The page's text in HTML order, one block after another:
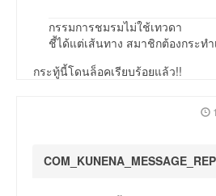
กรรมการชมรมไม่ใช้เทวดา
ชี้ได้แต่เส้นทาง สมาชิกต้องกระทำ
กระทู้นี้โดนล็อคเรียบร้อยแล้ว!!